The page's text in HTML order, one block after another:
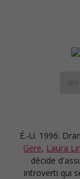
É.-U. 1996.
Gere, Laura
décide
introverti qui